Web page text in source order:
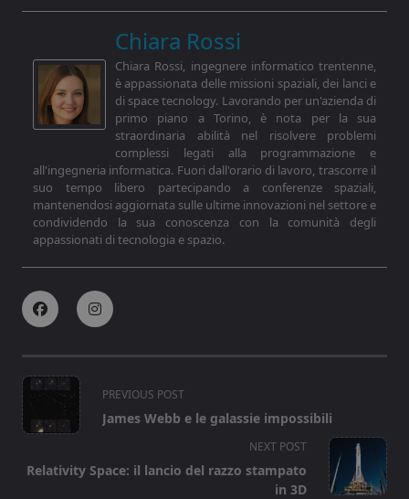
Chiara Rossi
Chiara Rossi, ingegnere informatico trentenne,
è appassionata delle missioni spaziali, dei lanci e
di space tecnology. Lavorando per un'azienda di
primo piano a Torino, è nota per la sua
straordinaria abilità nel risolvere problemi
complessi legati alla programmazione e
all'ingegneria informatica. Fuori dall'orario di lavoro, trascorre il
suo tempo libero partecipando a conferenze spaziali,
mantenendosi aggiornata sulle ultime innovazioni nel settore e
condividendo la sua conoscenza con la comunità degli
appassionati di tecnologia e spazio.
<span
class="nav-
subtitle
reader-
PREVIOUS POST
James Webb e le galassie impossibili
NEXT POST
Relativity Space: il lancio del razzo stampato
in 3D